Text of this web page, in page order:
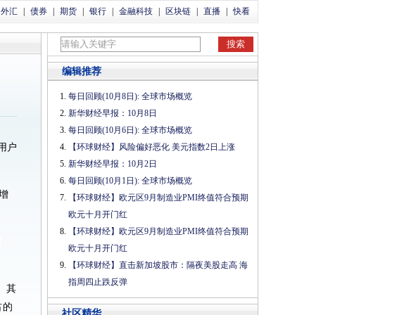
外汇 债券 期货 银行 金融科技 区块链 直播 快看
户
其
的
编辑推荐
每日回顾(10月8日): 全球市场概览
新华财经早报：10月8日
每日回顾(10月6日): 全球市场概览
【环球财经】风险偏好恶化 美元指数2日上涨
新华财经早报：10月2日
每日回顾(10月1日): 全球市场概览
【环球财经】欧元区9月制造业PMI终值符合预期
欧元十月开门红
【环球财经】欧元区9月制造业PMI终值符合预期
欧元十月开门红
【环球财经】直击新加坡股市：隔夜美股走高 海
指周四止跌反弹